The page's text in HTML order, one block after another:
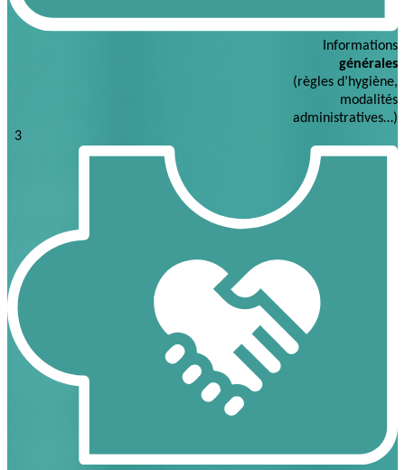
Informations
générales
(règles d’hygiène,
modalités
administratives…)
3